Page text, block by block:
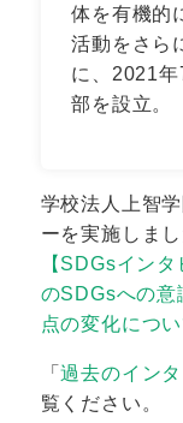
体を有機的
活動をさら
に、2021
部を設立。
学校法人上智
ーを実施しま
【SDGsイン
のSDGsへの意
点の変化につ
「過去のイン
覧ください。